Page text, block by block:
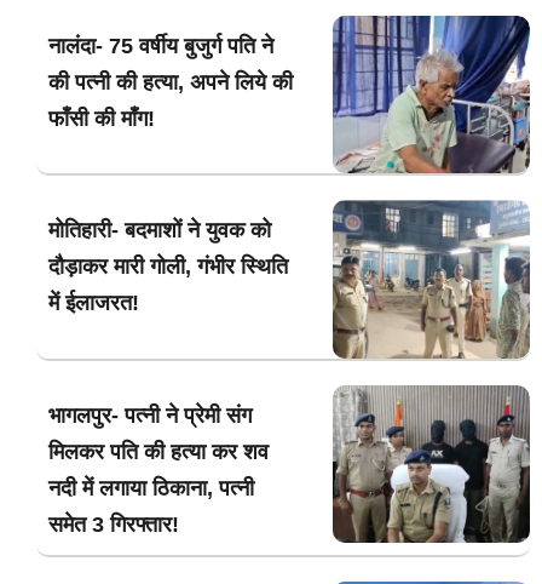
नालंदा- 75 वर्षीय बुजुर्ग पति ने
की पत्नी की हत्या, अपने लिये की
फाँसी की माँग!
मोतिहारी- बदमाशों ने युवक को
दौड़ाकर मारी गोली, गंभीर स्थिति
में ईलाजरत!
भागलपुर- पत्नी ने प्रेमी संग
मिलकर पति की हत्या कर शव
नदी में लगाया ठिकाना, पत्नी
समेत 3 गिरफ्तार!